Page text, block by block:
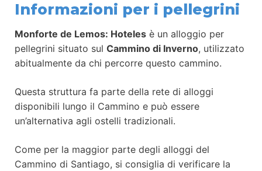
Informazioni per i pellegrini
Monforte de Lemos: Hoteles è un alloggio per
pellegrini situato sul Cammino di Inverno, utilizzato
abitualmente da chi percorre questo cammino.
Questa struttura fa parte della rete di alloggi
disponibili lungo il Cammino e può essere
un’alternativa agli ostelli tradizionali.
Come per la maggior parte degli alloggi del
Cammino di Santiago, si consiglia di verificare la